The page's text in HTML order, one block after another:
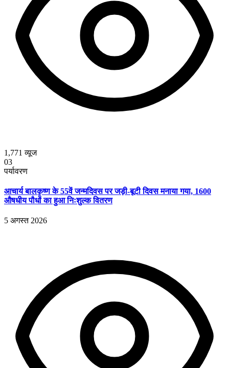
1,771 व्यूज
03
पर्यावरण
आचार्य बालकृष्ण के 55वें जन्मदिवस पर जड़ी-बूटी दिवस मनाया गया, 1600
औषधीय पौधों का हुआ निःशुल्क वितरण
5 अगस्त 2026